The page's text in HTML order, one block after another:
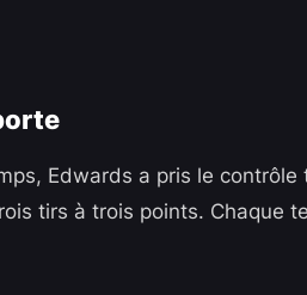
Edwards a pris le contrôle
tirs à trois points. Chaque